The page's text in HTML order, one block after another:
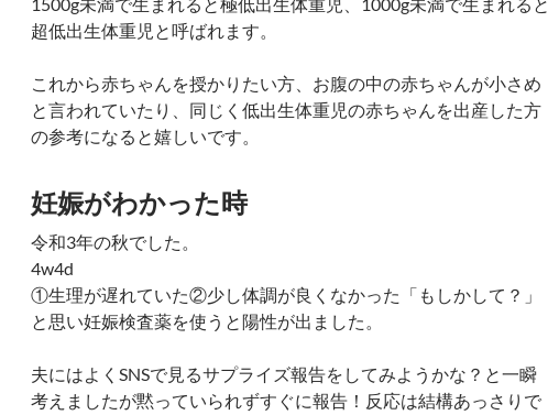
超低出生体重児と呼ばれます。
これから赤ちゃんを授かりたい方、お腹の中の赤ちゃんが小さめ
と言われていたり、同じく低出生体重児の赤ちゃんを出産した方
の参考になると嬉しいです。
妊娠がわかった時
令和3年の秋でした。
4w4d
①生理が遅れていた②少し体調が良くなかった「もしかして？」
と思い妊娠検査薬を使うと陽性が出ました。
夫にはよくSNSで見るサプライズ報告をしてみようかな？と一瞬
考えましたが黙っていられずすぐに報告！反応は結構あっさりで